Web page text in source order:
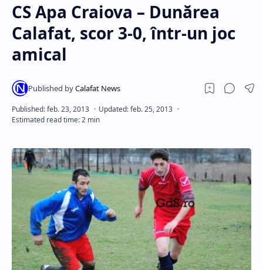
CS Apa Craiova – Dunărea
Calafat, scor 3-0, într-un joc
amical